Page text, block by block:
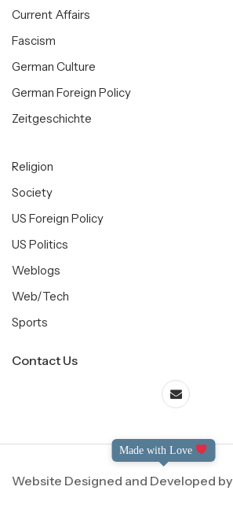
Current Affairs
Fascism
German Culture
German Foreign Policy
Zeitgeschichte
Religion
Society
US Foreign Policy
US Politics
Weblogs
Web/Tech
Sports
Contact Us
Website Designed and Developed by
Made with Love